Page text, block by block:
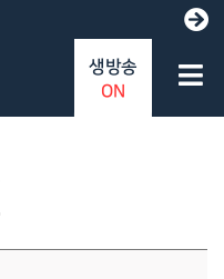
생방송
ON